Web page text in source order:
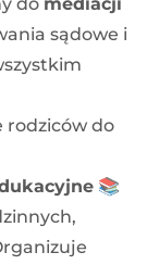
sądowe i
rodziców do
📚